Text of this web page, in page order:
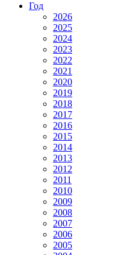
Год
2026
2025
2024
2023
2022
2021
2020
2019
2018
2017
2016
2015
2014
2013
2012
2011
2010
2009
2008
2007
2006
2005